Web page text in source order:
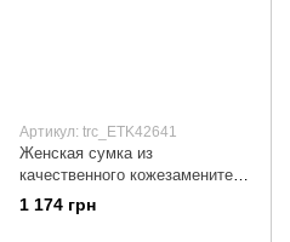
Артикул: trc_ETK42641
Женская сумка из
качественного кожезаменителя
ETERNO (ЭТЕРНО) ETK4264-1
Красный
1 174 грн